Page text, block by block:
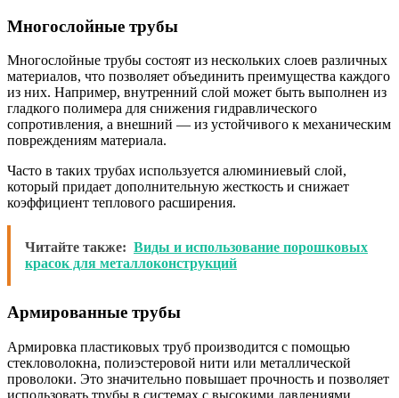
Многослойные трубы
Многослойные трубы состоят из нескольких слоев различных
материалов, что позволяет объединить преимущества каждого
из них. Например, внутренний слой может быть выполнен из
гладкого полимера для снижения гидравлического
сопротивления, а внешний — из устойчивого к механическим
повреждениям материала.
Часто в таких трубах используется алюминиевый слой,
который придает дополнительную жесткость и снижает
коэффициент теплового расширения.
Читайте также: Виды и использование порошковых
красок для металлоконструкций
Армированные трубы
Армировка пластиковых труб производится с помощью
стекловолокна, полиэстеровой нити или металлической
проволоки. Это значительно повышает прочность и позволяет
использовать трубы в системах с высокими давлениями.